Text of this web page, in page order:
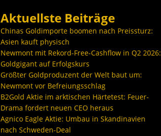
Aktuellste Beiträge
Chinas Goldimporte boomen nach Preissturz:
Asien kauft physisch
Newmont mit Rekord-Free-Cashflow in Q2 2026:
Goldgigant auf Erfolgskurs
Größter Goldproduzent der Welt baut um:
Newmont vor Befreiungsschlag
B2Gold Aktie im arktischen Härtetest: Feuer-
Drama fordert neuen CEO heraus
Agnico Eagle Aktie: Umbau in Skandinavien
nach Schweden-Deal